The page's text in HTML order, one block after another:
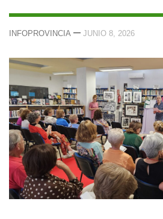
INFOPROVINCIA — JUNIO 8, 2026